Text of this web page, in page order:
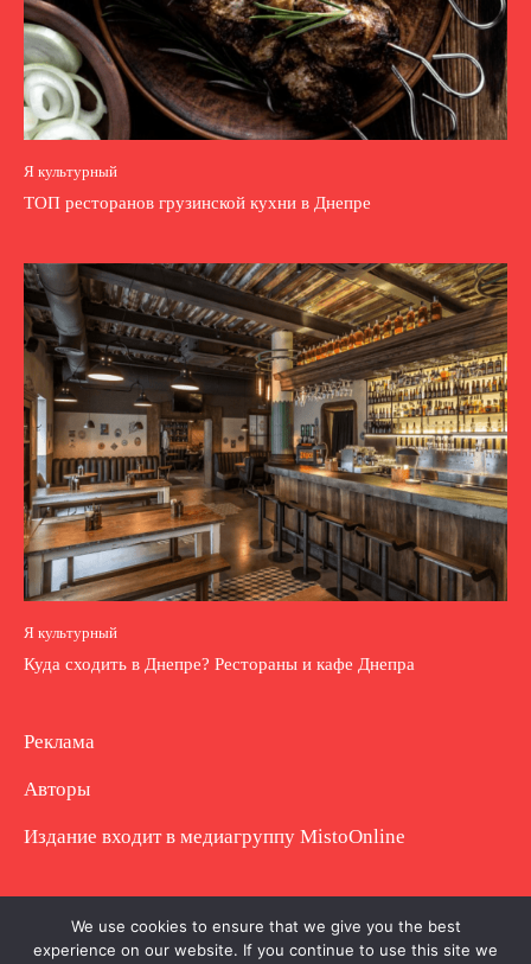
Я культурный
ТОП ресторанов грузинской кухни в Днепре
Я культурный
Куда сходить в Днепре? Рестораны и кафе Днепра
Реклама
Авторы
Издание входит в медиагруппу MistoOnline
Copyright © Полное использование материала
запрещено. Частично разрешено с гиперссылкой.
We use cookies to ensure that we give you the best
experience on our website. If you continue to use this site we